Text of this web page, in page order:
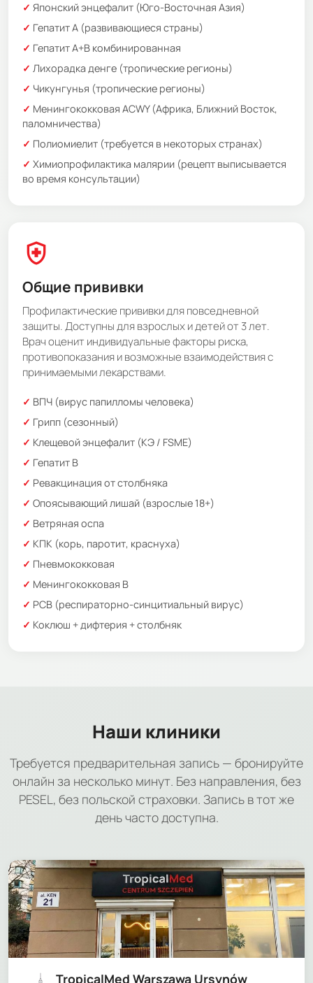
Японский энцефалит (Юго-Восточная Азия)
Гепатит А (развивающиеся страны)
Гепатит А+В комбинированная
Лихорадка денге (тропические регионы)
Чикунгунья (тропические регионы)
Менингококковая ACWY (Африка, Ближний Восток,
паломничества)
Полиомиелит (требуется в некоторых странах)
Химиопрофилактика малярии (рецепт выписывается
во время консультации)
health_and_safety
Общие прививки
Профилактические прививки для повседневной
защиты. Доступны для взрослых и детей от 3 лет.
Врач оценит индивидуальные факторы риска,
противопоказания и возможные взаимодействия с
принимаемыми лекарствами.
ВПЧ (вирус папилломы человека)
Грипп (сезонный)
Клещевой энцефалит (КЭ / FSME)
Гепатит В
Ревакцинация от столбняка
Опоясывающий лишай (взрослые 18+)
Ветряная оспа
КПК (корь, паротит, краснуха)
Пневмококковая
Менингококковая В
РСВ (респираторно-синцитиальный вирус)
Коклюш + дифтерия + столбняк
Наши клиники
Требуется предварительная запись — бронируйте
онлайн за несколько минут. Без направления, без
PESEL, без польской страховки. Запись в тот же
день часто доступна.
TropicalMed Warszawa Ursynów